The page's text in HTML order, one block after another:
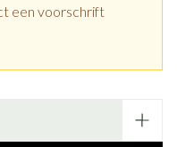
een voorschrift